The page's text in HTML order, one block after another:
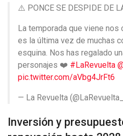
⚠️ PONCE SE DESPIDE DE
La temporada que viene
es la última vez de muchas
esquina. Nos has regalado
personajes ❤️ #LaRevuelta
pic.twitter.com/aVbg4JrFt6
— La Revuelta
Inversión y